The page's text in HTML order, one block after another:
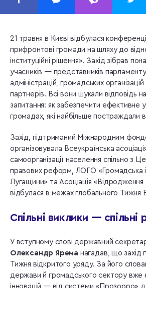
21 травня в Києві відбулася
прифронтові громади на шляху до
інституційні рішення». Захід зібрав
учасників — представників
адміністрацій, громадських
партнерів. Всі вони шукали відповідь
запитання: як забезпечити ефективне
громадах, які найбільше постраждали
Захід, підтриманий Міжнародним
організовувала Всеукраїнська
самоорганізації населення спільно з
правових реформ, ЛОГО «Громадська
Лугащини» та Асоціація «Відродження
відбулася в межах глобального Тижня
Спільні виклики — спільні
У вступному слові державний
Олександр Ярема нагадав, що захід
Тижня відкритого уряду. За його
держави й громадського сектору вже
інновацій — від системи «Прозорро»